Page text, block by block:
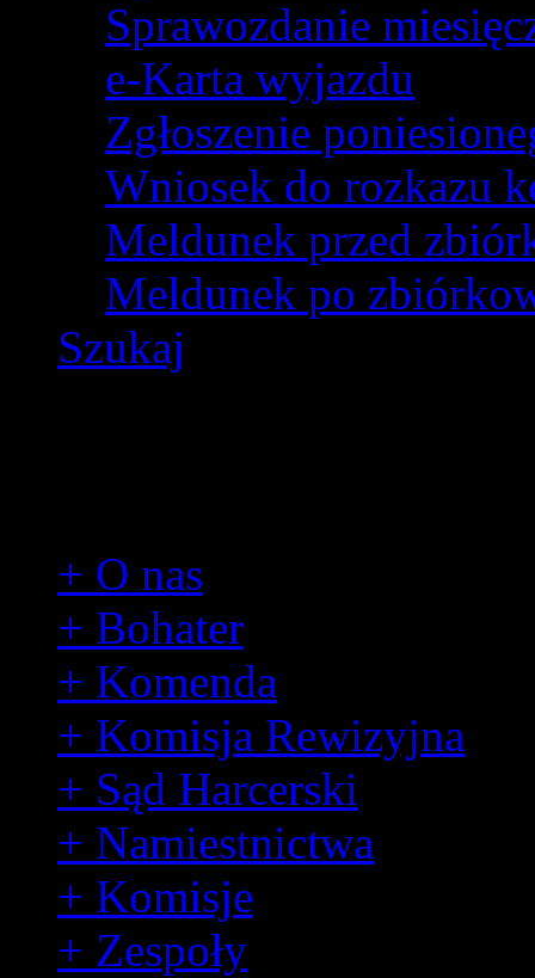
Sprawozdanie
e-Karta wyjazdu
Zgłoszenie
Wniosek do rozkazu
Meldunek przed
Meldunek po
Szukaj
+ O nas
+ Bohater
+ Komenda
+ Komisja Rewizyjna
+ Sąd Harcerski
+ Namiestnictwa
+ Komisje
+ Zespoły